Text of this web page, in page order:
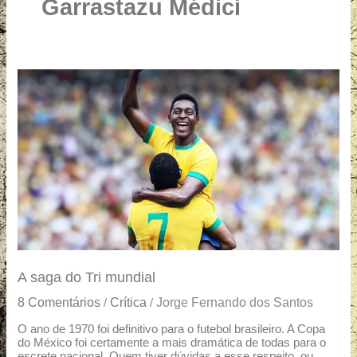
e
Garrastazu Médici
A saga do Tri mundial
8 Comentários / Crítica /Jorge Fernando dos Santos
O ano de 1970 foi definitivo para o futebol brasileiro. A Copa
do México foi certamente a mais dramática de todas para o
A
saga
do
Tri
mundial